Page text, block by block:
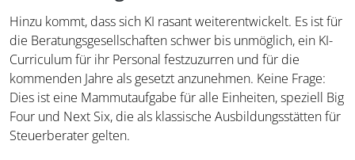
Hinzu kommt, dass sich KI rasant weiterentwickelt. Es ist für
die Beratungsgesellschaften schwer bis unmöglich, ein KI-
Curriculum für ihr Personal festzuzurren und für die
kommenden Jahre als gesetzt anzunehmen. Keine Frage:
Dies ist eine Mammutaufgabe für alle Einheiten, speziell Big
Four und Next Six, die als klassische Ausbildungsstätten für
Steuerberater gelten.